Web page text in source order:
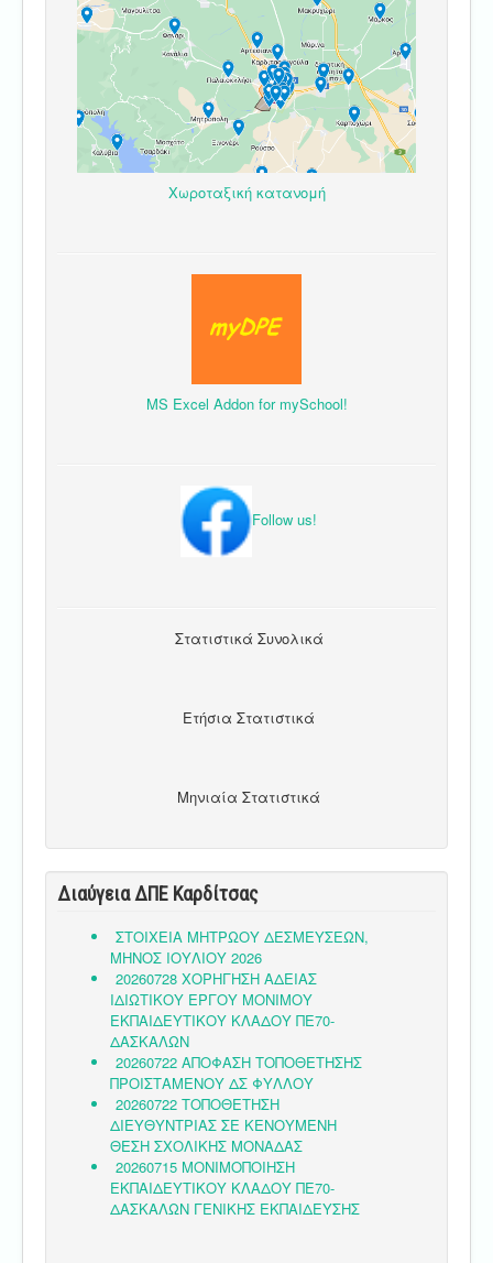
Χωροταξική κατανομή
MS Excel Addon for mySchool!
Follow us!
Στατιστικά Συνολικά
Ετήσια Στατιστικά
Μηνιαία Στατιστικά
Διαύγεια ΔΠΕ Καρδίτσας